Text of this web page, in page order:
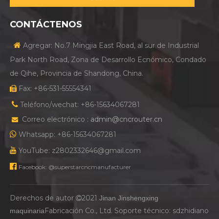
Máquina automática de bandas de borde
Máquina de bandas de borde de redondeo de esquina
CONTÁCTENOS
 Agregar: No.7 Mingjia East Road, al sur de Industrial
Park North Road, Zona de Desarrollo Ecnómico, Condado
de Qihe, Provincia de Shandong, China.
 Fax: +86-531-55554341
 Teléfono/wechat: +86-15634067281
 Correo electrónico : admin@cncrouter.cn
 Whatsapp: +86-15634067281
 YouTube: z2802332646@gmail.com
 Facebook: @superstarcncmanufacturer
Derechos de autor 2021 Jinan Jinshengxing
maquinariaFabricación Co., Ltd. Soporte técnico: sdzhidiano